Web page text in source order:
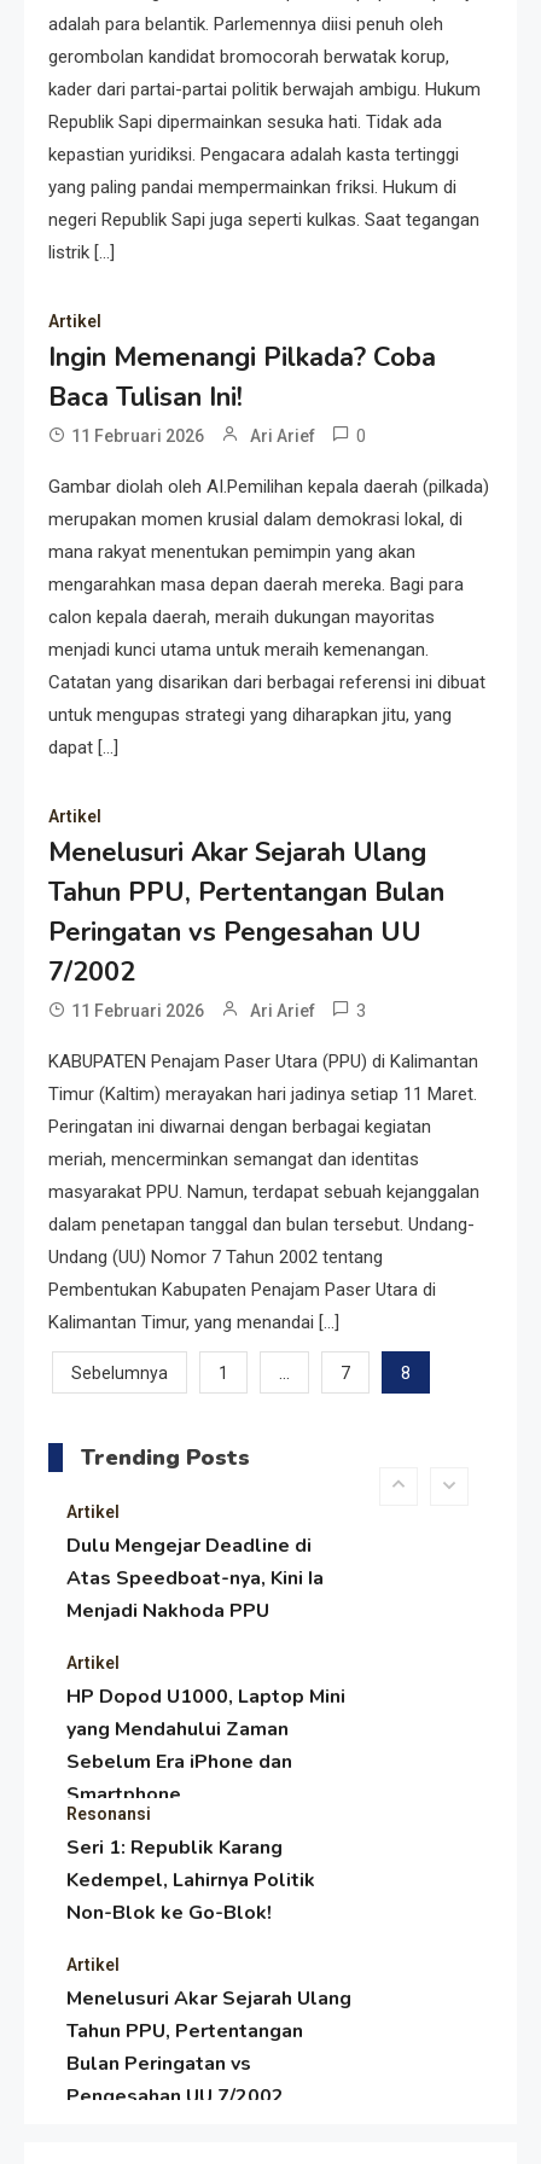
adalah para belantik. Parlemennya diisi penuh oleh
gerombolan kandidat bromocorah berwatak korup,
kader dari partai-partai politik berwajah ambigu. Hukum
Republik Sapi dipermainkan sesuka hati. Tidak ada
kepastian yuridiksi. Pengacara adalah kasta tertinggi
yang paling pandai mempermainkan friksi. Hukum di
negeri Republik Sapi juga seperti kulkas. Saat tegangan
listrik […]
Artikel
Ingin Memenangi Pilkada? Coba
Baca Tulisan Ini!
11 Februari 2026 Ari Arief 0
Gambar diolah oleh AI.Pemilihan kepala daerah (pilkada)
merupakan momen krusial dalam demokrasi lokal, di
mana rakyat menentukan pemimpin yang akan
mengarahkan masa depan daerah mereka. Bagi para
calon kepala daerah, meraih dukungan mayoritas
menjadi kunci utama untuk meraih kemenangan.
Catatan yang disarikan dari berbagai referensi ini dibuat
untuk mengupas strategi yang diharapkan jitu, yang
dapat […]
Artikel
Menelusuri Akar Sejarah Ulang
Tahun PPU, Pertentangan Bulan
Peringatan vs Pengesahan UU
7/2002
11 Februari 2026 Ari Arief 3
KABUPATEN Penajam Paser Utara (PPU) di Kalimantan
Timur (Kaltim) merayakan hari jadinya setiap 11 Maret.
Peringatan ini diwarnai dengan berbagai kegiatan
meriah, mencerminkan semangat dan identitas
masyarakat PPU. Namun, terdapat sebuah kejanggalan
dalam penetapan tanggal dan bulan tersebut. Undang-
Undang (UU) Nomor 7 Tahun 2002 tentang
Pembentukan Kabupaten Penajam Paser Utara di
Kalimantan Timur, yang menandai […]
Paginasi
pos
Sebelumnya 1 … 7 8
Trending Posts
Seri 1: Republik Karang
Kedempel, Lahirnya Politik
Non-Blok ke Go-Blok!
Artikel
Menelusuri Akar Sejarah Ulang
Tahun PPU, Pertentangan
Bulan Peringatan vs
Pengesahan UU 7/2002
Satire Politik Karang
Kedempel: Saat Presiden
Gareng Lebih Sibuk Orasi
Menjaga Selendang Tetap
Paser Melawan Arus Zaman
Artikel
Dulu Mengejar Deadline di
Atas Speedboat-nya, Kini Ia
Menjadi Nakhoda PPU
Artikel
HP Dopod U1000, Laptop Mini
yang Mendahului Zaman
Sebelum Era iPhone dan
Smartphone
Resonansi
Seri 1: Republik Karang
Kedempel, Lahirnya Politik
Non-Blok ke Go-Blok!
Artikel
Menelusuri Akar Sejarah Ulang
Tahun PPU, Pertentangan
Bulan Peringatan vs
Pengesahan UU 7/2002